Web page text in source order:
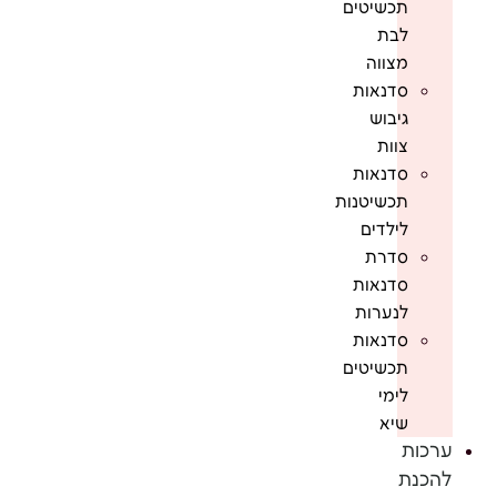
תכשיטים
לבת
מצווה
סדנאות
גיבוש
צוות
סדנאות
תכשיטנות
לילדים
סדרת
סדנאות
לנערות
סדנאות
תכשיטים
לימי
שיא
ערכות
להכנת